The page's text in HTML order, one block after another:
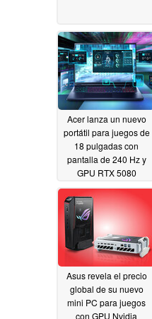
Acer lanza un nuevo
portátil para juegos de
18 pulgadas con
pantalla de 240 Hz y
GPU RTX 5080
06/04/2026
Asus revela el precio
global de su nuevo
mini PC para juegos
con GPU Nvidia